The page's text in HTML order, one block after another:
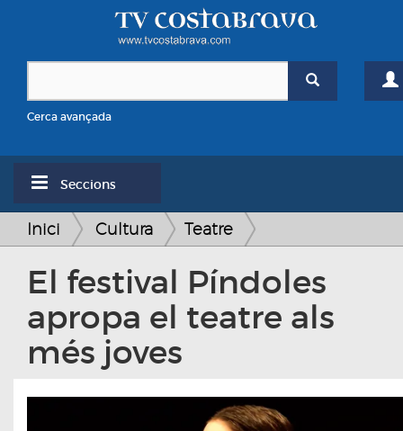
Cerca avançada
Seccions
Inici Cultura Teatre
El festival Píndoles
apropa el teatre als
més joves